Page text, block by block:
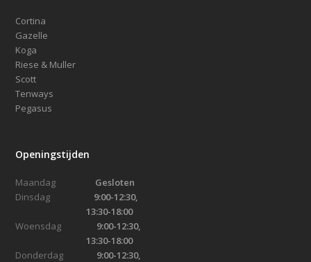
Cortina
Gazelle
Koga
Riese & Muller
Scott
Tenways
Pegasus
Openingstijden
Maandag Gesloten
Dinsdag 9:00-12:30,
13:30-18:00
Woensdag
9:00-12:30,
13:30-18:00
Donderdag 9:00-12:30,